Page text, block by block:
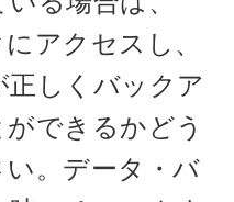
アクセスし、
しくバックア
できるかどう
。データ・バ